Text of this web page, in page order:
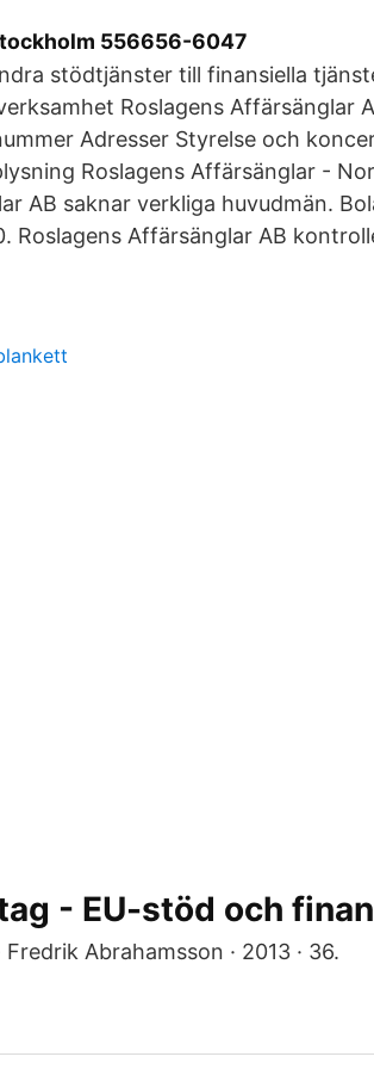
556656-6047
stödtjänster till finansiella
Roslagens Affärsänglar
Adresser Styrelse och
Roslagens Affärsänglar -
AB saknar verkliga huvudmän.
Roslagens Affärsänglar AB
- EU-stöd och
Abrahamsson · 2013 · 36.